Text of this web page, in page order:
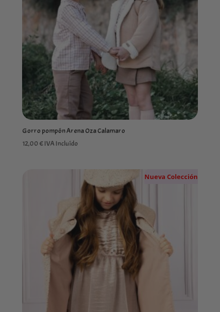
Gorro pompón Arena Oza Calamaro
12,00€IVA Incluído
Nueva Colección